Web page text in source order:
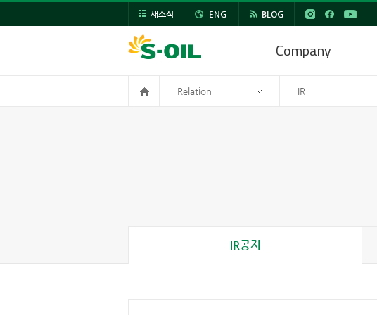
새소식 ENG BLOG
Company
Relation IR
IR공지